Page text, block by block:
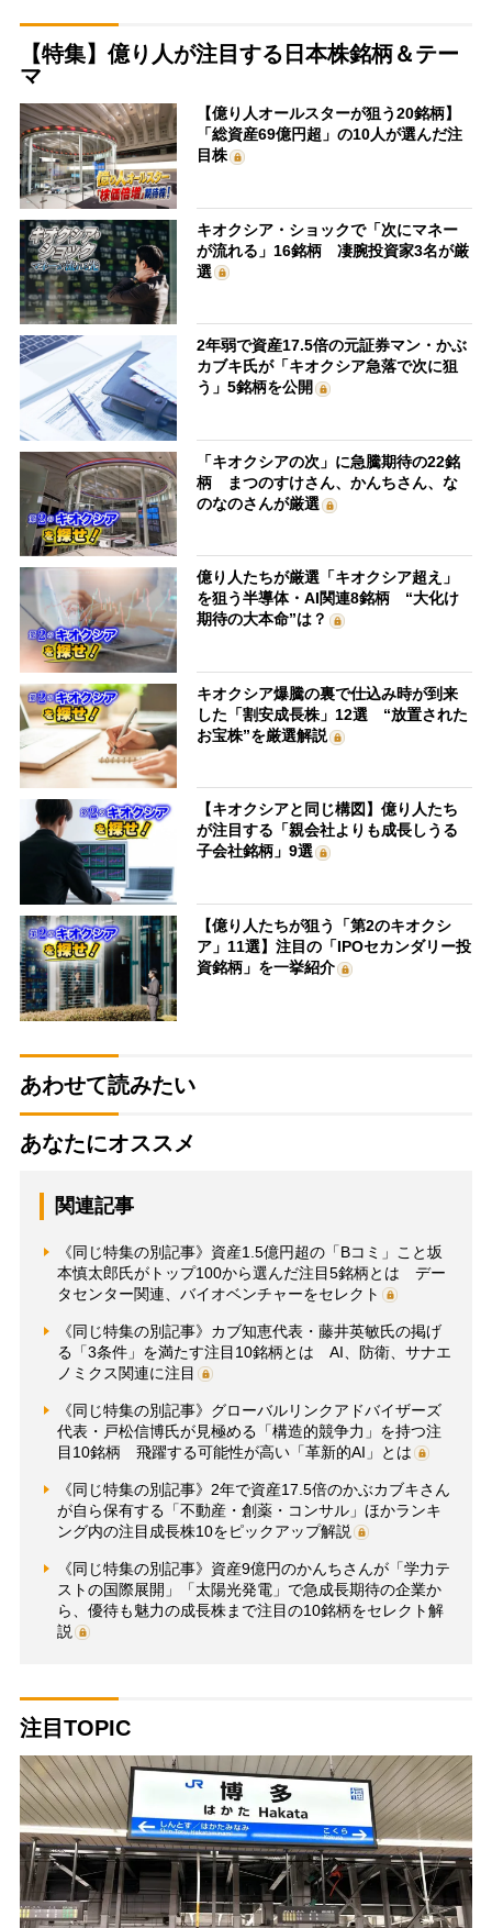
【特集】億り人が注目する日本株銘柄＆テー
マ
【億り人オールスターが狙う20銘柄】
「総資産69億円超」の10人が選んだ注
目株
キオクシア・ショックで「次にマネー
が流れる」16銘柄 凄腕投資家3名が厳
選
2年弱で資産17.5倍の元証券マン・かぶ
カブキ氏が「キオクシア急落で次に狙
う」5銘柄を公開
「キオクシアの次」に急騰期待の22銘
柄 まつのすけさん、かんちさん、な
のなのさんが厳選
億り人たちが厳選「キオクシア超え」
を狙う半導体・AI関連8銘柄 “大化け
期待の大本命”は？
キオクシア爆騰の裏で仕込み時が到来
した「割安成長株」12選 “放置された
お宝株”を厳選解説
【キオクシアと同じ構図】億り人たち
が注目する「親会社よりも成長しうる
子会社銘柄」9選
【億り人たちが狙う「第2のキオクシ
ア」11選】注目の「IPOセカンダリー投
資銘柄」を一挙紹介
あわせて読みたい
あなたにオススメ
関連記事
《同じ特集の別記事》資産1.5億円超の「Bコミ」こと坂
本慎太郎氏がトップ100から選んだ注目5銘柄とは デー
タセンター関連、バイオベンチャーをセレクト
《同じ特集の別記事》カブ知恵代表・藤井英敏氏の掲げ
る「3条件」を満たす注目10銘柄とは AI、防衛、サナエ
ノミクス関連に注目
《同じ特集の別記事》グローバルリンクアドバイザーズ
代表・戸松信博氏が見極める「構造的競争力」を持つ注
目10銘柄 飛躍する可能性が高い「革新的AI」とは
《同じ特集の別記事》2年で資産17.5倍のかぶカブキさん
が自ら保有する「不動産・創薬・コンサル」ほかランキ
ング内の注目成長株10をピックアップ解説
《同じ特集の別記事》資産9億円のかんちさんが「学力テ
ストの国際展開」「太陽光発電」で急成長期待の企業か
ら、優待も魅力の成長株まで注目の10銘柄をセレクト解
説
注目TOPIC